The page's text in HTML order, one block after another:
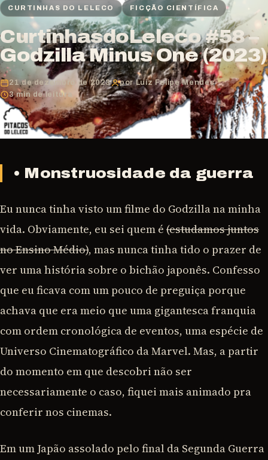
CURTINHAS DO LELECO FICÇÃO CIENTÍFICA
CurtinhasdoLeleco #58 –
Godzilla Minus One (2023)
21 de dezembro de 2023
por Luiz Felipe Mendes
3 min de leitura
• Monstruosidade da guerra
Eu nunca tinha visto um filme do Godzilla na minha
vida. Obviamente, eu sei quem é (estudamos juntos
no Ensino Médio), mas nunca tinha tido o prazer de
ver uma história sobre o bichão japonês. Confesso
que eu ficava com um pouco de preguiça porque
achava que era meio que uma gigantesca franquia
com ordem cronológica de eventos, uma espécie de
Universo Cinematográfico da Marvel. Mas, a partir
do momento em que descobri não ser
necessariamente o caso, fiquei mais animado pra
conferir nos cinemas.
Em um Japão assolado pelo final da Segunda Guerra